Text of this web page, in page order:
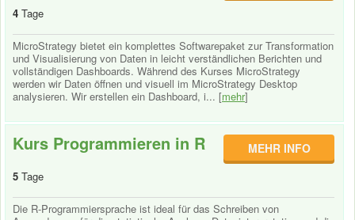
4 Tage
MicroStrategy bietet ein komplettes Softwarepaket zur Transformation
und Visualisierung von Daten in leicht verständlichen Berichten und
vollständigen Dashboards. Während des Kurses MicroStrategy
werden wir Daten öffnen und visuell im MicroStrategy Desktop
analysieren. Wir erstellen ein Dashboard, i... [mehr]
Kurs Programmieren in R
5 Tage
MEHR INFO
Die R-Programmiersprache ist ideal für das Schreiben von